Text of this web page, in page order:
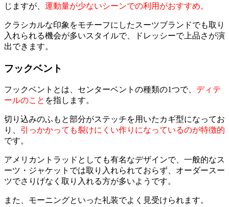
じますが、 運動量が少ないシーンでの利用がおすすめ。
クラシカルな印象をモチーフにしたスーツブランドでも取り
入れられる機会が多いスタイルで、ドレッシーで上品さが演
出できます。
フックベント
フックベントとは、センターベントの種類の1つで、 ディテ
ールのこと を指します。
切り込みのふもと部分がステッチを用いたカギ型になってお
り、 引っかかっても裂けにくい作りになっているのが特徴的
です。
アメリカントラッドとしても有名なデザインで、一般的なス
ーツ・ジャケットでは取り入れられておらず、オーダースー
ツでさりげなく取り入れる方が多いようです。
また、モーニングといった礼装でよく見受けられます。